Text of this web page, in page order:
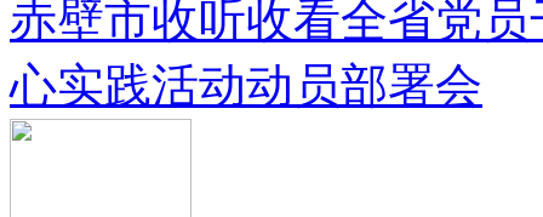
赤壁市收听收看全省党
心实践活动动员部署会